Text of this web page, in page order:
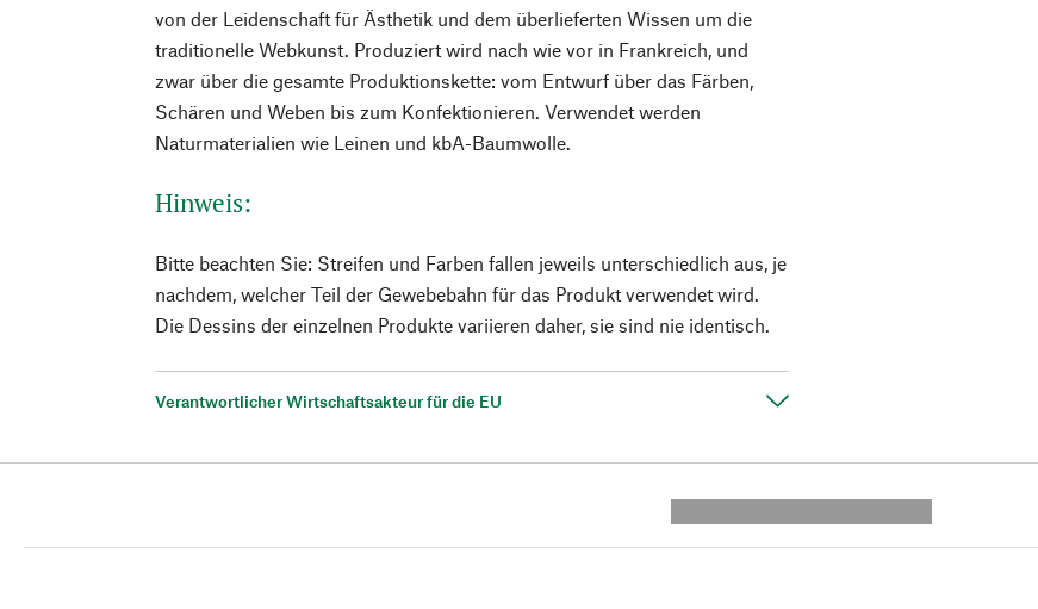
von der Leidenschaft für Ästhetik und dem überlieferten Wissen um die
traditionelle Webkunst. Produziert wird nach wie vor in Frankreich, und
zwar über die gesamte Produktionskette: vom Entwurf über das Färben,
Schären und Weben bis zum Konfektionieren. Verwendet werden
Naturmaterialien wie Leinen und kbA-Baumwolle.
Hinweis:
Bitte beachten Sie: Streifen und Farben fallen jeweils unterschiedlich aus, je
nachdem, welcher Teil der Gewebebahn für das Produkt verwendet wird.
Die Dessins der einzelnen Produkte variieren daher, sie sind nie identisch.
Verantwortlicher Wirtschaftsakteur für die EU